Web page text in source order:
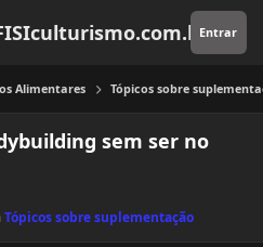
Entrar
Alimentares Tópicos sobre
sem ser no
Tópicos sobre suplementação